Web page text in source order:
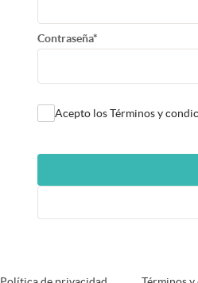
Contraseña*
Acepto los Términos y